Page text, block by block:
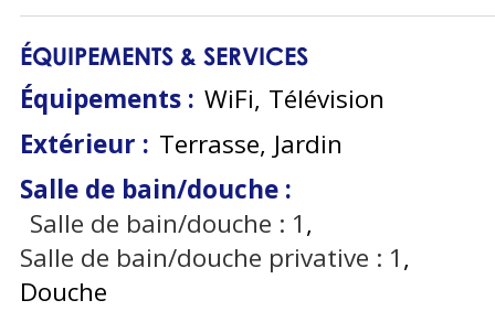
ÉQUIPEMENTS & SERVICES
Équipements : WiFi Télévision
Extérieur : Terrasse Jardin
Salle de bain/douche :
Salle de bain/douche : 1
Salle de bain/douche privative : 1
Douche